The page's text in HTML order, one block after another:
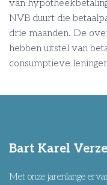
van
NVB duurt die
drie maanden. De
hebben uitstel van
consumptieve
Bart Karel
Met onze jarenlange